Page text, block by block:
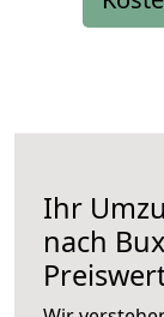
Ihr
nach